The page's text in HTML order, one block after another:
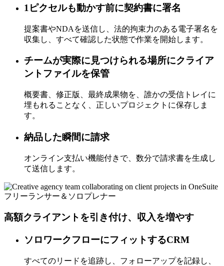
1ピクセルも動かす前に契約書に署名
提案書やNDAを送信し、法的拘束力のある電子署名を
収集し、すべて確認した状態で作業を開始します。
チームが実際に見つけられる場所にクライア
ントファイルを保管
概要書、修正版、最終成果物を、誰かの受信トレイに
埋もれることなく、正しいプロジェクトに保存しま
す。
納品した瞬間に請求
オンライン支払い機能付きで、数分で請求書を生成し
て送信します。
フリーランサー＆ソロプレナー
高額クライアントを引き付け、収入を増やす
ソロワークフローにフィットするCRM
すべてのリードを追跡し、フォローアップを記録し、